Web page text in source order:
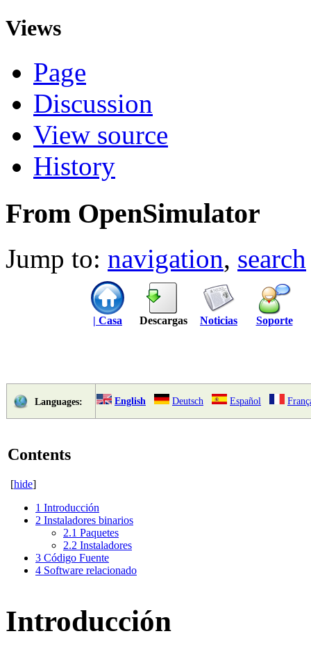
Views
Page
Discussion
View source
History
From OpenSimulator
Jump to: navigation, search
| Casa Descargas Noticias Soporte
Languages: English Deutsch Español
Contents
[hide]
1 Introducción
2 Instaladores binarios
2.1 Paquetes
2.2 Instaladores
3 Código Fuente
4 Software relacionado
Introducción